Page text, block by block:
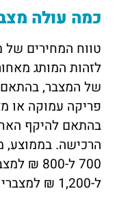
כמה עולה מצבר 70
לזהות המותג
של המצבר, בהתאם
פריקה עמוקה או
בהתאם להיקף
ל-1,200 ₪ למצברי סטארט & סטופ.